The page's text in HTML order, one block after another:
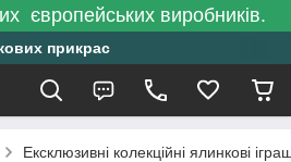
європейських виробників.
прикрас
Ексклюзивні колекційні ялинкові